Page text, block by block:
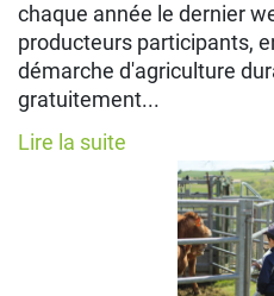
chaque année le dernier
producteurs participants,
démarche d'agriculture
gratuitement...
Lire la suite